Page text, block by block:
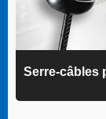
Serre-câbles